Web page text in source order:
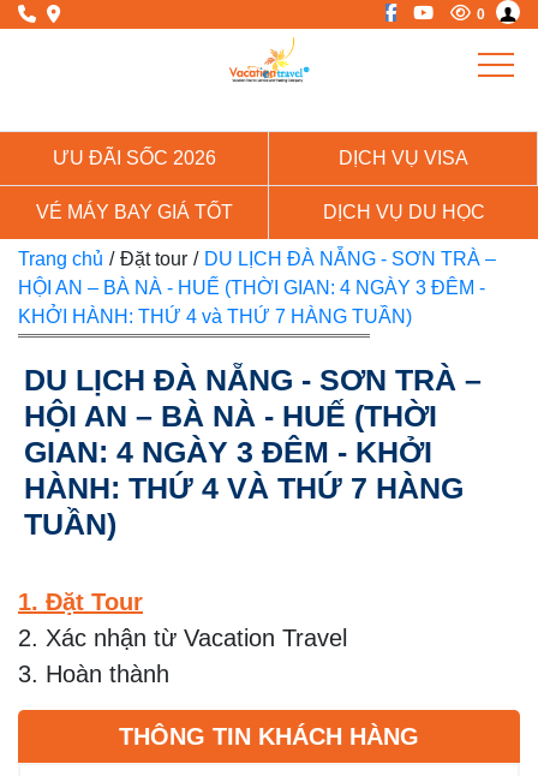
0
ƯU ĐÃI SỐC 2026 DỊCH VỤ VISA
VÉ MÁY BAY GIÁ TỐT DỊCH VỤ DU HỌC
Trang chủ / Đặt tour / DU LỊCH ĐÀ NẴNG - SƠN TRÀ –
HỘI AN – BÀ NÀ - HUẾ (THỜI GIAN: 4 NGÀY 3 ĐÊM -
KHỞI HÀNH: THỨ 4 và THỨ 7 HÀNG TUẦN)
DU LỊCH ĐÀ NẴNG - SƠN TRÀ –
HỘI AN – BÀ NÀ - HUẾ (THỜI
GIAN: 4 NGÀY 3 ĐÊM - KHỞI
HÀNH: THỨ 4 VÀ THỨ 7 HÀNG
TUẦN)
1. Đặt Tour
2. Xác nhận từ Vacation Travel
3. Hoàn thành
THÔNG TIN KHÁCH HÀNG